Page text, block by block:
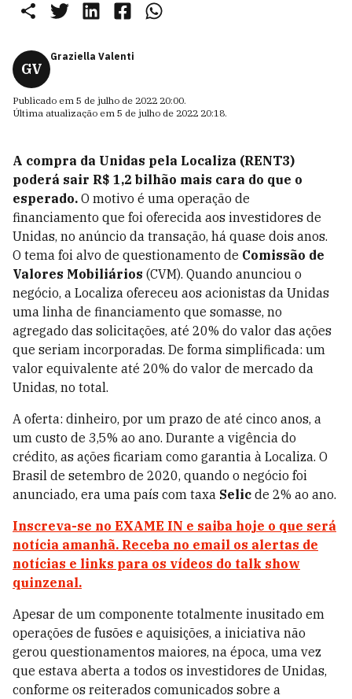
GV
Graziella Valenti
Publicado em 5 de julho de 2022 20:00.
Última atualização em 5 de julho de 2022 20:18.
A compra da Unidas pela Localiza (RENT3)
poderá sair R$ 1,2 bilhão mais cara do que o
esperado. O motivo é uma operação de
financiamento que foi oferecida aos investidores de
Unidas, no anúncio da transação, há quase dois anos.
O tema foi alvo de questionamento de Comissão de
Valores Mobiliários (CVM). Quando anunciou o
negócio, a Localiza ofereceu aos acionistas da Unidas
uma linha de financiamento que somasse, no
agregado das solicitações, até 20% do valor das ações
que seriam incorporadas. De forma simplificada: um
valor equivalente até 20% do valor de mercado da
Unidas, no total.
A oferta: dinheiro, por um prazo de até cinco anos, a
um custo de 3,5% ao ano. Durante a vigência do
crédito, as ações ficariam como garantia à Localiza. O
Brasil de setembro de 2020, quando o negócio foi
anunciado, era uma país com taxa Selic de 2% ao ano.
Inscreva-se no EXAME IN e saiba hoje o que será
notícia amanhã. Receba no email os alertas de
notícias e links para os vídeos do talk show
quinzenal.
Apesar de um componente totalmente inusitado em
operações de fusões e aquisições, a iniciativa não
gerou questionamentos maiores, na época, uma vez
que estava aberta a todos os investidores de Unidas,
conforme os reiterados comunicados sobre a